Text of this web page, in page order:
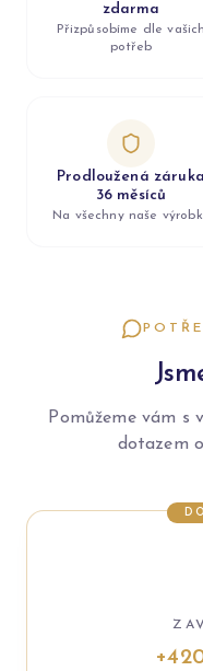
zdarma
Přizpůsobíme dle vašich
potřeb
Prodloužená záruka
36 měsíců
Na všechny naše
Pomůžeme vám s
dotazem